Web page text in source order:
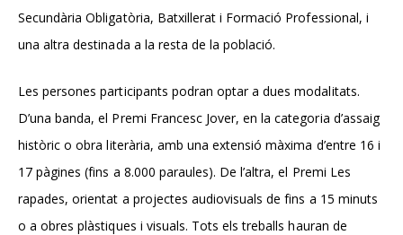
Secundària Obligatòria, Batxillerat i Formació Professional, i
una altra destinada a la resta de la població.
Les persones participants podran optar a dues modalitats.
D’una banda, el Premi Francesc Jover, en la categoria d’assaig
històric o obra literària, amb una extensió màxima d’entre 16 i
17 pàgines (fins a 8.000 paraules). De l’altra, el Premi Les
rapades, orientat a projectes audiovisuals de fins a 15 minuts
o a obres plàstiques i visuals. Tots els treballs hauran de